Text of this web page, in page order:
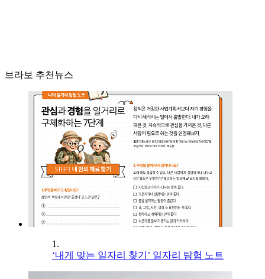
브라보 추천뉴스
1.
‘내게 맞는 일자리 찾기’ 일자리 탐험 노트